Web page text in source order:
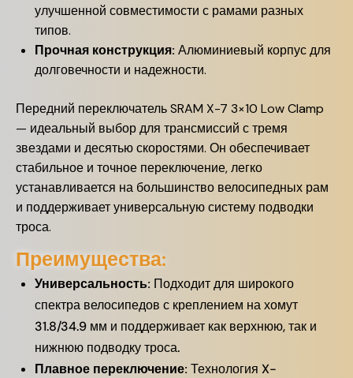
улучшенной совместимости с рамами разных
типов.
Прочная конструкция: Алюминиевый корпус для
долговечности и надежности.
Передний переключатель SRAM X-7 3×10 Low Clamp
— идеальный выбор для трансмиссий с тремя
звездами и десятью скоростями. Он обеспечивает
стабильное и точное переключение, легко
устанавливается на большинство велосипедных рам
и поддерживает универсальную систему подводки
троса.
Преимущества:
Универсальность: Подходит для широкого
спектра велосипедов с креплением на хомут
31.8/34.9 мм и поддерживает как верхнюю, так и
нижнюю подводку троса.
Плавное переключение: Технология X-